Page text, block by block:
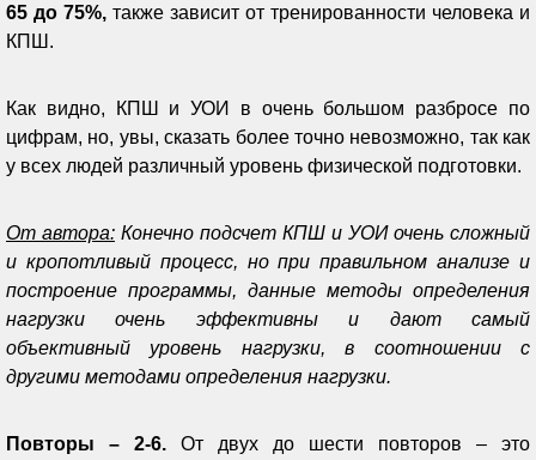
65 до 75%, также зависит от тренированности человека и
КПШ.
Как видно, КПШ и УОИ в очень большом разбросе по
цифрам, но, увы, сказать более точно невозможно, так как
у всех людей различный уровень физической подготовки.
От автора: Конечно подсчет КПШ и УОИ очень сложный
и кропотливый процесс, но при правильном анализе и
построение программы, данные методы определения
нагрузки очень эффективны и дают самый
объективный уровень нагрузки, в соотношении с
другими методами определения нагрузки.
Повторы – 2-6. От двух до шести повторов – это